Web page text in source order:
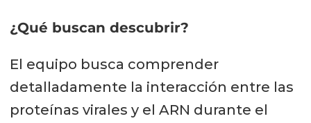
Dr. José Antonio Gárate
Ingeniería, USS. Investigador
asociado, Centro Basal Ciencia y
Vida.
¿Qué buscan descubrir?
El equipo busca comprender
detalladamente la interacción entre las
proteínas virales y el ARN durante el